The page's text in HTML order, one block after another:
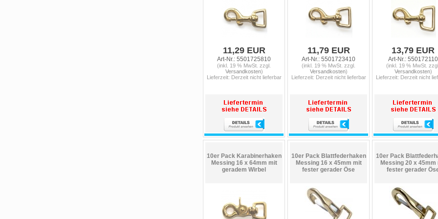
11,29 EUR
Art-Nr.: 5501725810
(inkl. 19 % MwSt. zzgl.
Versandkosten)
Lieferzeit: Derzeit nicht lieferbar
11,79 EUR
Art-Nr.: 5501723410
(inkl. 19 % MwSt. zzgl.
Versandkosten)
Lieferzeit: Derzeit nicht lieferbar
13,79 EUR
Art-Nr.: 550172110
(inkl. 19 % MwSt. zzgl.
Versandkosten)
Lieferzeit: Derzeit nicht
10er Pack Karabinerhaken
Messing 16 x 64mm mit
geradem Wirbel
10er Pack Blattfederhaken
Messing 16 x 45mm mit
fester gerader Öse
10er Pack
Messing 20 x 45mm
fester gerader